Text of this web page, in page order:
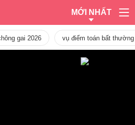
MỚI NHẤT
gai 2026 vụ điểm toán bất